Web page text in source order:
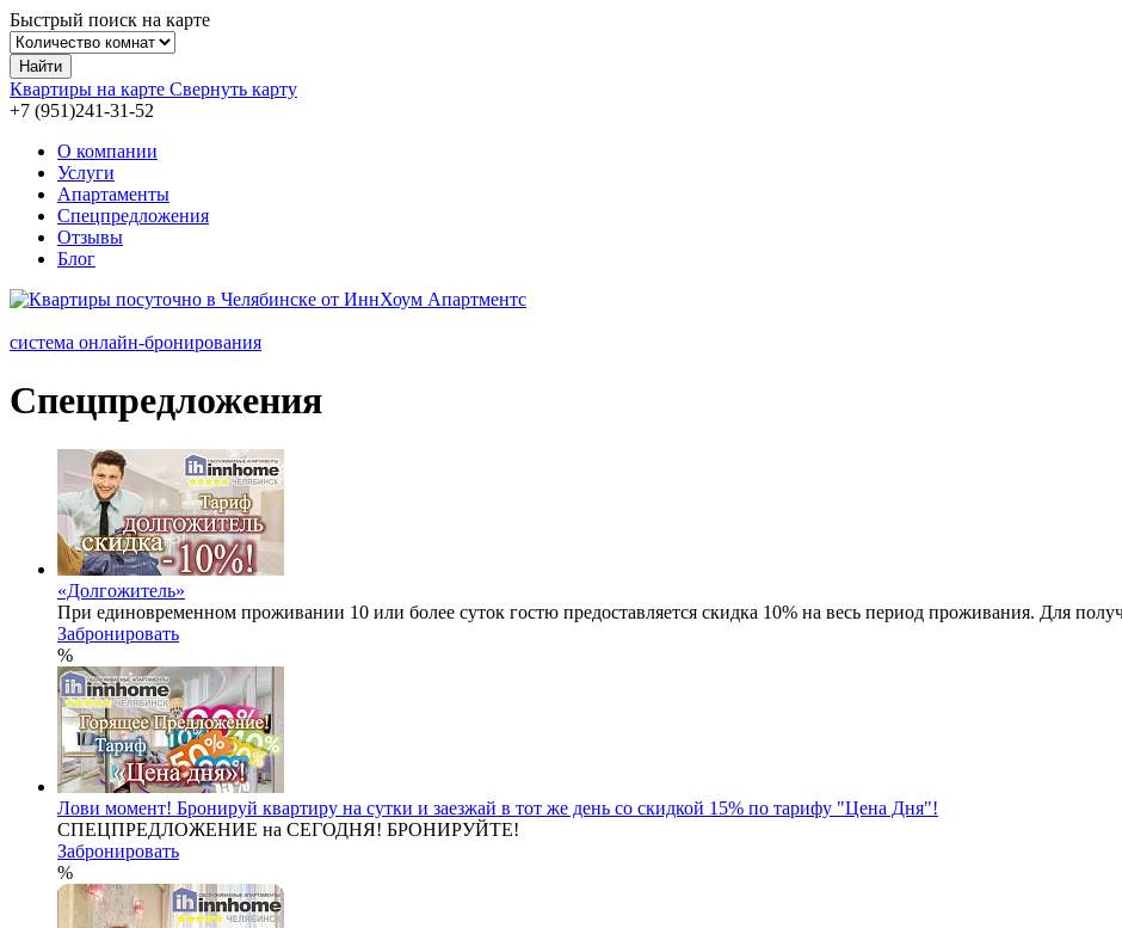
Быстрый поиск на карте
Найти
Квартиры на карте Свернуть карту
+7 (951)241-31-52
О компании
Услуги
Апартаменты
Спецпредложения
Отзывы
Блог
система онлайн-бронирования
Спецпредложения
«Долгожитель»
При единовременном проживании 10 или более суток гостю предоставляется скидка 10% на весь период проживания. Для
Забронировать
%
Лови момент! Бронируй квартиру на сутки и заезжай в тот же день со скидкой 15% по тарифу "Цена Дня"!
СПЕЦПРЕДЛОЖЕНИЕ на СЕГОДНЯ! БРОНИРУЙТЕ!
Забронировать
%